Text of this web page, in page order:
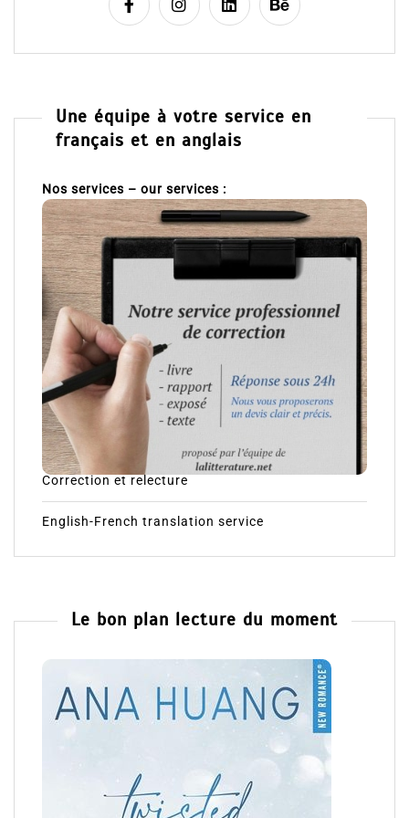
Une équipe à votre service en
français et en anglais
Nos services – our services :
Correction et relecture
English-French translation service
Le bon plan lecture du moment